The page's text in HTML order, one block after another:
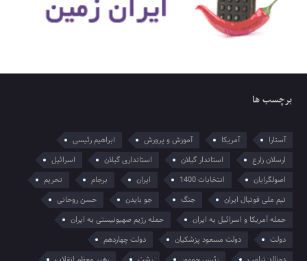
برچسب ها
آستارا آمریکا آموزش و پرورش
ابراهیم رئیسی
ارسلان زارع
استاندار گیلان استانداری گیلان
اسرائیل
اصولگرایان
انتخابات 1400 ایران برجام
تحریم
تیم ملی فوتبال ایران
جنگ جو بایدن
حسن روحانی
حمله آمریکا و اسرائیل به ایران
حمله رژیم صهیونیستی به ایران
دولت
دولت مسعود پزشکیان
دولت چهاردهم